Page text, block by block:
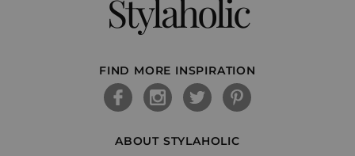
Stylaholic
FIND MORE INSPIRATION
ABOUT STYLAHOLIC